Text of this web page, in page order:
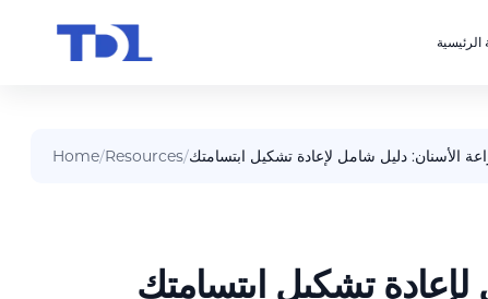
Home/Resources/الأسنان: دليل شامل لإعادة تشكيل ابتسامتك
تشكيل ابتسامتك